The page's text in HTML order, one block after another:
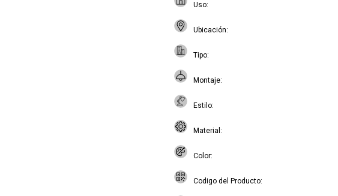
Uso
Ubicación
Tipo
Montaje
Estilo
Material
Color
Codigo del Producto